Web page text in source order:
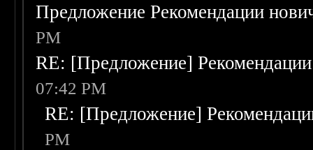
Предложение Рекомендации
PM
RE: [Предложение]
07:42 PM
RE: [Предложение]
PM